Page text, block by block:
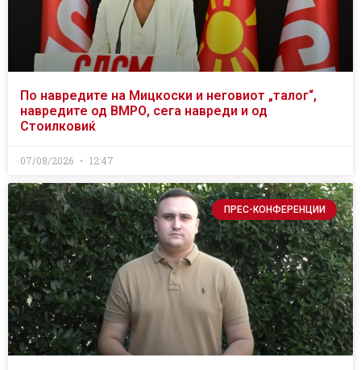
По навредите на Мицкоски и неговиот „талог“,
навредите од ВМРО, сега навреди и од
Стоилковиќ
07/08/2026 12:47
ПРЕС-КОНФЕРЕНЦИИ